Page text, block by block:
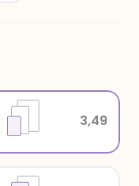
3,49